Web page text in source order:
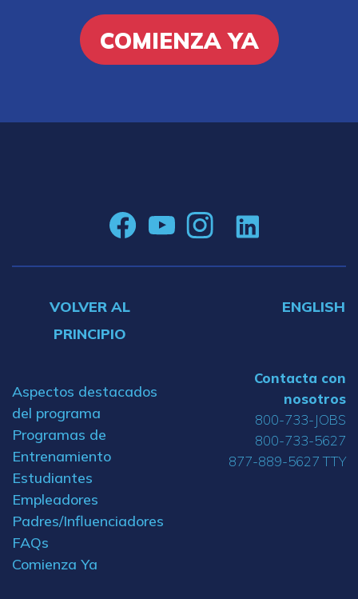
COMIENZA YA
VOLVER AL
PRINCIPIO
ENGLISH
Aspectos destacados
del programa
Programas de
Entrenamiento
Estudiantes
Empleadores
Padres/Influenciadores
FAQs
Comienza Ya
Contacta con
nosotros
800-733-JOBS
800-733-5627
877-889-5627 TTY